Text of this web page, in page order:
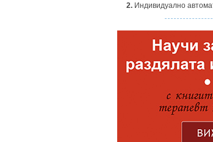
2. Индивидуално